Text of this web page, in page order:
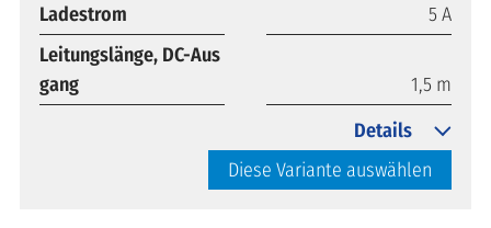
Ladestrom
5 A
Leitungslänge, DC-Aus
gang
1,5 m
Diese Variante auswählen
Details